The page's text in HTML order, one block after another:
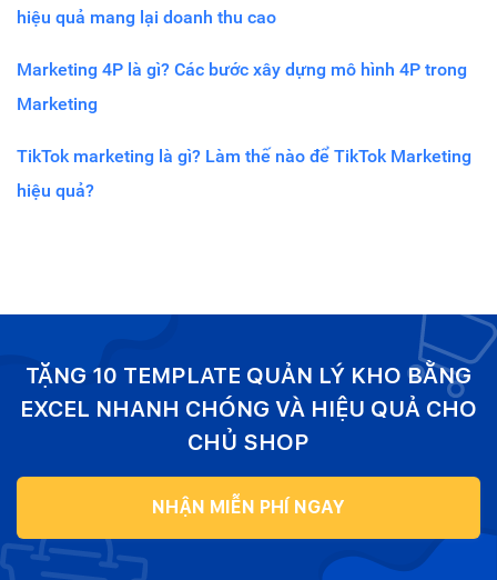
hiệu quả mang lại doanh thu cao
Marketing 4P là gì? Các bước xây dựng mô hình 4P trong
Marketing
TikTok marketing là gì? Làm thế nào để TikTok Marketing
hiệu quả?
TẶNG 10 TEMPLATE QUẢN LÝ KHO BẰNG
EXCEL NHANH CHÓNG VÀ HIỆU QUẢ CHO
CHỦ SHOP
NHẬN MIỄN PHÍ NGAY